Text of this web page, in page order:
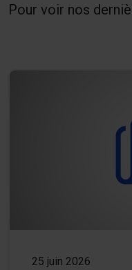
Pour voir nos
25 juin 2026